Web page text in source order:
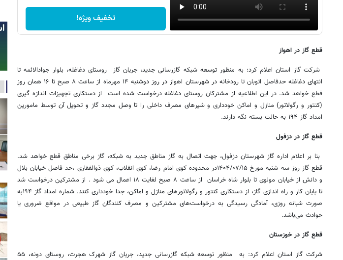
تخفیف ویژه!
قطع گاز در اهواز
شرکت گاز استان اعلام کرد: به منظور توسعه شبکه گازرسانی جدید، جریان گاز روستای دغاغله، بلوار جوادالائمه تا
انتهای دغاغله حدفاصل اتوبان تا رودخانه در شهرستان اهواز در روز دوشنبه ۱۴ مهرماه از ساعت ۸ صبح تا ۱۶ همان روز
قطع خواهد شد. در این اطلاعیه از مشترکان روستای دغاغله درخواست شده است از دستکاری تجهیزات اندازه گیری
(کنتور و رگولاتور) منازل و اماکن خودداری و شیرهای مصرف داخلی را تا وصل مجدد گاز و تحویل آن توسط مامورین
امداد گاز ۱۹۴ به حالت بسته نگه دارند.
قطع گاز در دزفول
بنا بر اعلام اداره گاز شهرستان دزفول، جهت اتصال به گاز مناطق جدید به شبکه، گاز برخی مناطق قطع خواهد شد.
قطع گاز روز سه شنبه مورخ ۱۴۰۴/۰۷/۱۵در محدوده کوی امام رضا، کوی انقلاب، کوی ذوالفقاری ،حد فاصل خیابان بلال
و دانش از خیابان مولوی تا بلوار شاه خراسان از ساعت ۸ صبح لغایت ۱۸ اعمال می شود . از مشترکین درخواست شد
تا پایان کار و راه اندازی گاز، از دستکاری کنتور و رگولاتورهای منازل و اماکن، جدا خودداری کنند. شماره امداد گاز ۱۹۴به
صورت شبانه روزی، آمادگی رسیدگی به درخواست‌های مشترکین و مصرف کنندگان گاز طبیعی در مواقع ضروری یا
حوادث می‌باشد.
قطع گاز در خوزستان
شرکت گاز استان اعلام کرد: به منظور توسعه شبکه گازرسانی جدید، جریان گاز شهرک هجرت، روستای دونه، ۵۵